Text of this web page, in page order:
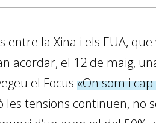
entre la Xina i els EUA,
acordar, el 12 de maig,
el Focus «On som i
tensions continuen, no